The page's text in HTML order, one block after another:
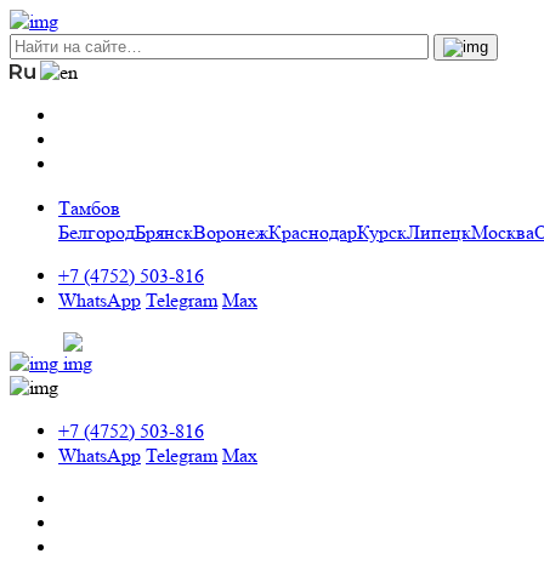
Тамбов
БелгородБрянскВоронежКраснодарКурскЛипецкМосква
+7 (4752) 503-816
WhatsApp Telegram Max
+7 (4752) 503-816
WhatsApp Telegram Max